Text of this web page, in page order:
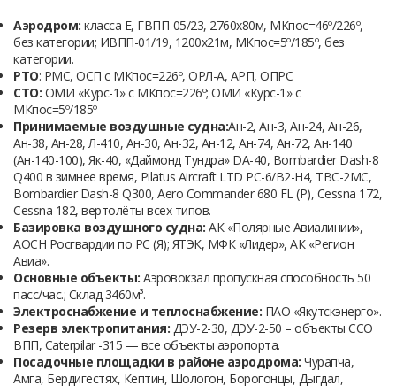
Аэродром: класса Е, ГВПП-05/23, 2760х80м, МКпос=46º/226º,
без категории; ИВПП-01/19, 1200х21м, МКпос=5º/185º, без
категории.
РТО: РМС, ОСП с МКпос=226º, ОРЛ-А, АРП, ОПРС
СТО: ОМИ «Курс-1» с МКпос=226º; ОМИ «Курс-1» с
МКпос=5º/185º
Принимаемые воздушные судна:Ан-2, Ан-3, Ан-24, Ан-26,
Ан-38, Ан-28, Л-410, Ан-30, Ан-32, Ан-12, Ан-74, Ан-72, Ан-140
(Ан-140-100), Як-40, «Даймонд Тундра» DА-40, Bombardier Dash-8
Q400 в зимнее время, Pilatus Aircraft LTD PC-6/B2-H4, ТВС-2МС,
Bombardier Dash-8 Q300, Aero Commander 680 FL (P), Cessna 172,
Cessna 182, вертолёты всех типов.
Базировка воздушного судна: АК «Полярные Авиалинии»,
АОСН Росгвардии по РС (Я); ЯТЭК, МФК «Лидер», АК «Регион
Авиа».
Основные объекты: Аэровокзал пропускная способность 50
пасс/час.; Склад 3460м³.
Электроснабжение и теплоснабжение: ПАО «Якутскэнерго».
Резерв электропитания: ДЭУ-2-30, ДЭУ-2-50 – объекты ССО
ВПП, Caterpilar -315 — все объекты аэропорта.
Посадочные площадки в районе аэродрома: Чурапча,
Амга, Бердигестях, Кептин, Шологон, Борогонцы, Дыгдал,